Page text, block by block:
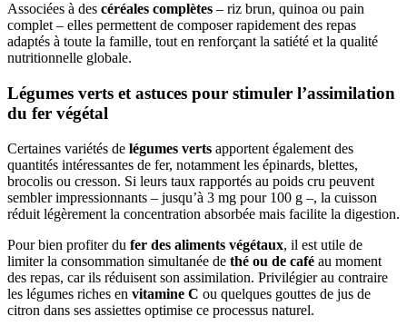
Associées à des céréales complètes – riz brun, quinoa ou pain
complet – elles permettent de composer rapidement des repas
adaptés à toute la famille, tout en renforçant la satiété et la qualité
nutritionnelle globale.
Légumes verts et astuces pour stimuler l’assimilation
du fer végétal
Certaines variétés de légumes verts apportent également des
quantités intéressantes de fer, notamment les épinards, blettes,
brocolis ou cresson. Si leurs taux rapportés au poids cru peuvent
sembler impressionnants – jusqu’à 3 mg pour 100 g –, la cuisson
réduit légèrement la concentration absorbée mais facilite la digestion.
Pour bien profiter du fer des aliments végétaux, il est utile de
limiter la consommation simultanée de thé ou de café au moment
des repas, car ils réduisent son assimilation. Privilégier au contraire
les légumes riches en vitamine C ou quelques gouttes de jus de
citron dans ses assiettes optimise ce processus naturel.